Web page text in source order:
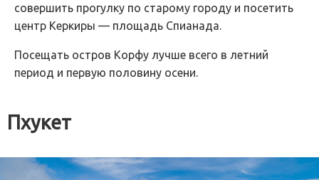
совершить прогулку по старому городу и посетить
центр Керкиры — площадь Спианада.
Посещать остров Корфу лучше всего в летний
период и первую половину осени.
Пхукет